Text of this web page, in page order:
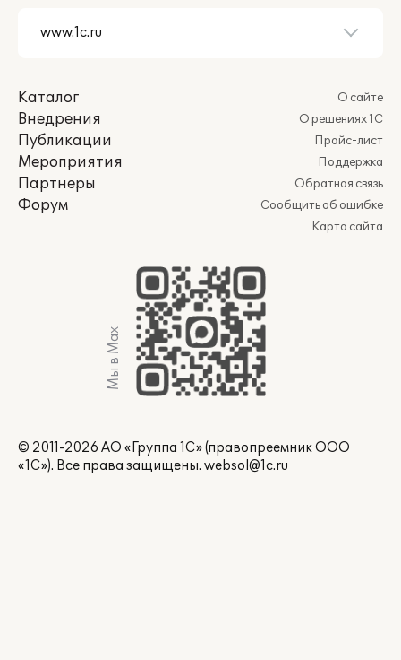
Каталог
Внедрения
Публикации
Мероприятия
Партнеры
Форум
О сайте
О решениях 1С
Прайс-лист
Поддержка
Обратная связь
Сообщить об ошибке
Карта сайта
Мы в Max
© 2011-2026 АО «Группа 1С» (правопреемник ООО
«1С»). Все права защищены. websol@1c.ru